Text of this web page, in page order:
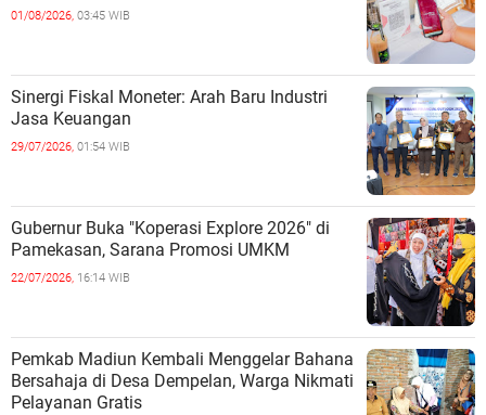
01/08/2026, 03:45 WIB
Sinergi Fiskal Moneter: Arah Baru Industri
Jasa Keuangan
29/07/2026, 01:54 WIB
Gubernur Buka "Koperasi Explore 2026" di
Pamekasan, Sarana Promosi UMKM
22/07/2026, 16:14 WIB
Pemkab Madiun Kembali Menggelar Bahana
Bersahaja di Desa Dempelan, Warga Nikmati
Pelayanan Gratis